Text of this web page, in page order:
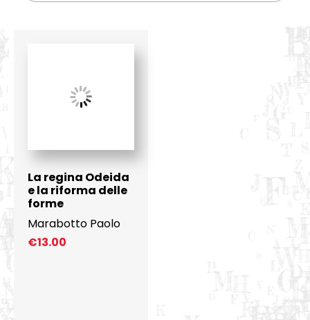
La regina Odeida
e la riforma delle
forme
Marabotto Paolo
€13.00